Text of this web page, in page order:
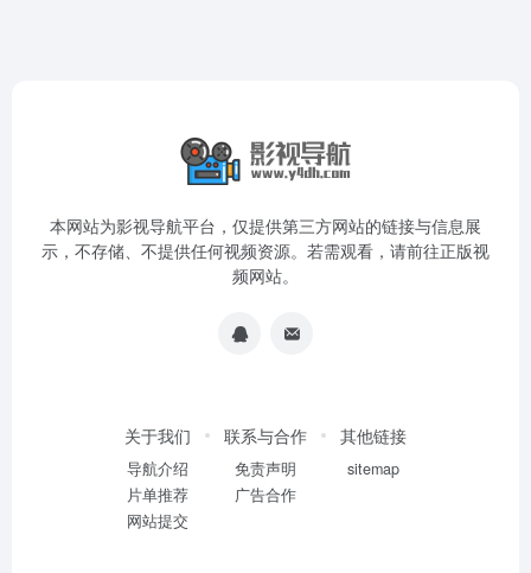
本网站为影视导航平台，仅提供第三方网站的链接与信息展
示，不存储、不提供任何视频资源。若需观看，请前往正版视
频网站。
关于我们
导航介绍
片单推荐
网站提交
联系与合作
免责声明
广告合作
其他链接
sitemap